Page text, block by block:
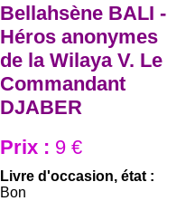
Bellahsène BALI -
Héros anonymes
de la Wilaya V. Le
Commandant
DJABER
Prix : 9 €
Livre d'occasion, état :
Bon